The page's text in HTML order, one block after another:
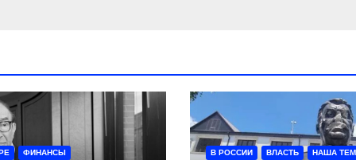
ФИНАНСЫ В РОССИИ ВЛАСТЬ НАША